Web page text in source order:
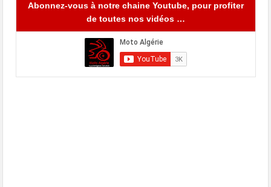
Abonnez-vous à notre chaine Youtube, pour profiter
de toutes nos vidéos …